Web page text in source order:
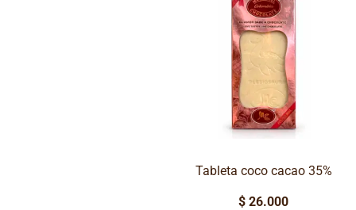
Tableta coco cacao 35%
$ 26.000